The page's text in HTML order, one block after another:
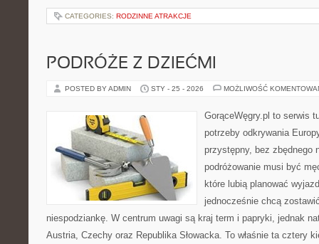
CATEGORIES: RODZINNE ATRAKCJE
PODRÓŻE Z DZIEĆMI
POSTED BY ADMIN STY - 25 - 2026 MOŻLIWOŚĆ
GorąceWęgry.pl to serwis
potrzeby odkrywania
przystępny, bez zbędnego
podróżowanie musi być
które lubią planować
jednocześnie chcą
niespodziankę. W centrum uwagi są kraj term i papryki, jednak
Austria, Czechy oraz Republika Słowacka. To właśnie ta cztery